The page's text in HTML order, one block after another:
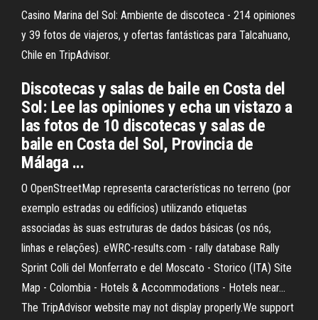
Casino Marina del Sol: Ambiente de discoteca - 214 opiniones
y 39 fotos de viajeros, y ofertas fantásticas para Talcahuano,
Chile en TripAdvisor.
Discotecas y salas de baile en Costa del
Sol: Lee las opiniones y echa un vistazo a
las fotos de 10 discotecas y salas de
baile en Costa del Sol, Provincia de
Málaga ...
O OpenStreetMap representa características no terreno (por
exemplo estradas ou edifícios) utilizando etiquetas
associadas às suas estruturas de dados básicas (os nós,
linhas e relações). eWRC-results.com - rally database Rally
Sprint Colli del Monferrato e del Moscato - Storico (ITA) Site
Map - Colombia - Hotels & Accommodations - Hotels near…
The TripAdvisor website may not display properly.We support